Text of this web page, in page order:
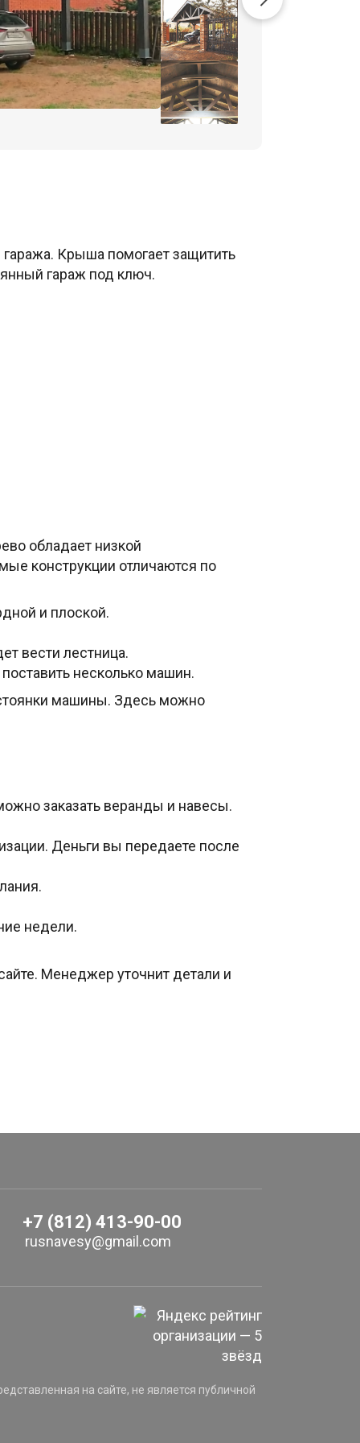
Крыша помогает защитить
гараж под ключ.
обладает низкой
конструкции отличаются по
и плоской.
вести лестница.
несколько машин.
машины. Здесь можно
заказать веранды и навесы.
Деньги вы передаете после
недели.
Менеджер уточнит детали и
+7 (812) 413-90-00
rusnavesy@gmail.com
на сайте, не является публичной